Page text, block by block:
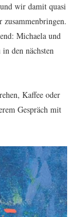
wir damit quasi
zusammenbringen.
Michaela und
den nächsten
Kaffee oder
Gespräch mit